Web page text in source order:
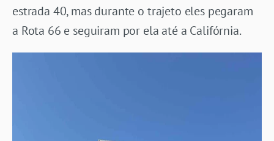
estrada 40, mas durante o trajeto eles pegaram
a Rota 66 e seguiram por ela até a Califórnia.